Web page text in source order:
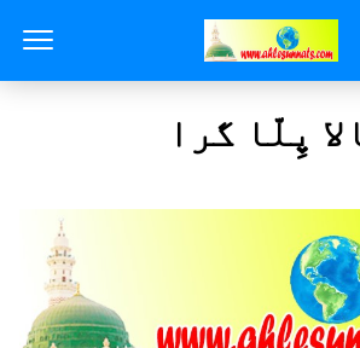
پِلّا گرا